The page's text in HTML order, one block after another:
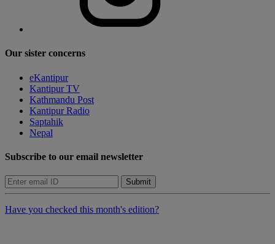
Our sister concerns
eKantipur
Kantipur TV
Kathmandu Post
Kantipur Radio
Saptahik
Nepal
Subscribe to our email newsletter
Submit
Have you checked this month's edition?